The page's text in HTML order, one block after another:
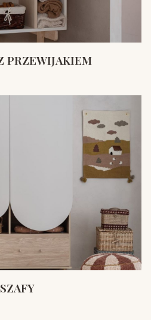
PRZEWIJAKIEM
SZAFY